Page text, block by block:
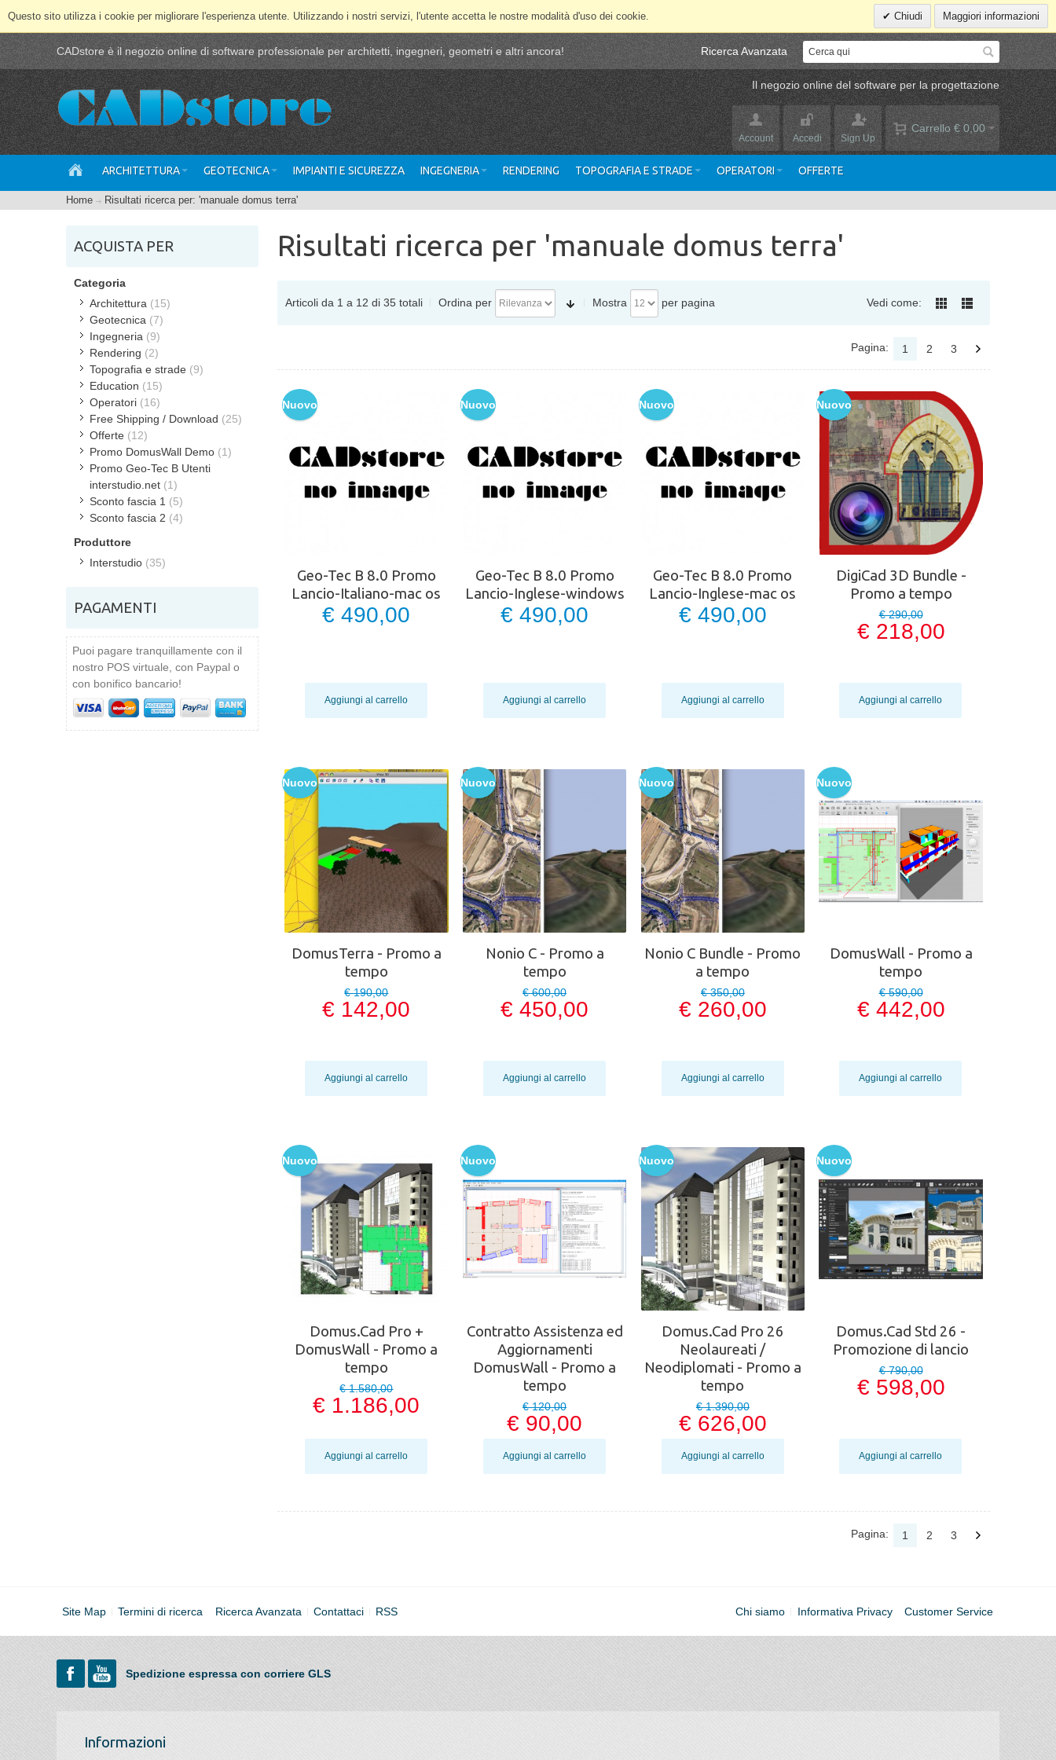
Questo sito utilizza i cookie per migliorare l'esperienza utente. Utilizzando i nostri servizi, l'utente accetta le nostre modalità d'uso dei cookie. Chiudi Maggiori informazioni
CADstore è il negozio online di software professionale per architetti, ingegneri, geometri e altri ancora! Ricerca Avanzata
Il negozio online del software per la progettazione
Carrello € 0,00
Account Accedi Sign Up
ARCHITETTURA GEOTECNICA IMPIANTI E SICUREZZA INGEGNERIA RENDERING TOPOGRAFIA E STRADE OPERATORI OFFERTE
Home Risultati ricerca per: 'manuale domus terra'
Risultati ricerca per 'manuale domus terra'
Articoli da 1 a 12 di 35 totali Ordina per Mostra per pagina Vedi come:
Pagina: 1 2 3
Nuovo
Geo-Tec B 8.0 Promo
Lancio-Italiano-mac os
€ 490,00
Aggiungi al carrello
Nuovo
Geo-Tec B 8.0 Promo
Lancio-Inglese-windows
€ 490,00
Aggiungi al carrello
Nuovo
Geo-Tec B 8.0 Promo
Lancio-Inglese-mac os
€ 490,00
Aggiungi al carrello
Nuovo
DigiCad 3D Bundle -
Promo a tempo
€ 290,00
€ 218,00
Aggiungi al carrello
Nuovo
DomusTerra - Promo a
tempo
€ 190,00
€ 142,00
Aggiungi al carrello
Nuovo
Nonio C - Promo a
tempo
€ 600,00
€ 450,00
Aggiungi al carrello
Nuovo
Nonio C Bundle - Promo
a tempo
€ 350,00
€ 260,00
Aggiungi al carrello
Nuovo
DomusWall - Promo a
tempo
€ 590,00
€ 442,00
Aggiungi al carrello
Nuovo
Domus.Cad Pro +
DomusWall - Promo a
tempo
€ 1.580,00
€ 1.186,00
Aggiungi al carrello
Nuovo
Contratto Assistenza ed
Aggiornamenti
DomusWall - Promo a
tempo
€ 120,00
€ 90,00
Aggiungi al carrello
Nuovo
Domus.Cad Pro 26
Neolaureati /
Neodiplomati - Promo a
tempo
€ 1.390,00
€ 626,00
Aggiungi al carrello
Nuovo
Domus.Cad Std 26 -
Promozione di lancio
€ 790,00
€ 598,00
Aggiungi al carrello
Pagina: 1 2 3
ACQUISTA PER
Categoria
Architettura (15)
Geotecnica (7)
Ingegneria (9)
Rendering (2)
Topografia e strade (9)
Education (15)
Operatori (16)
Free Shipping / Download (25)
Offerte (12)
Promo DomusWall Demo (1)
Promo Geo-Tec B Utenti
interstudio.net (1)
Sconto fascia 1 (5)
Sconto fascia 2 (4)
Produttore
Interstudio (35)
PAGAMENTI
Puoi pagare tranquillamente con il
nostro POS virtuale, con Paypal o
con bonifico bancario!
Site Map Termini di ricerca Ricerca Avanzata Contattaci RSS Chi siamo Informativa Privacy Customer Service
Spedizione espressa con corriere GLS
Informazioni